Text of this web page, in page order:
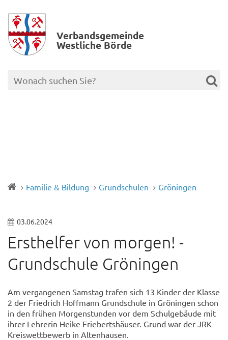
Verbands­gemeinde
Westliche Börde
Familie & Bildung Grundschulen Gröningen
03.06.2024
Ersthelfer von morgen! -
Grundschule Gröningen
Am vergangenen Samstag trafen sich 13 Kinder der Klasse
2 der Friedrich Hoffmann Grundschule in Gröningen schon
in den frühen Morgenstunden vor dem Schulgebäude mit
ihrer Lehrerin Heike Friebertshäuser. Grund war der JRK
Kreiswettbewerb in Altenhausen.